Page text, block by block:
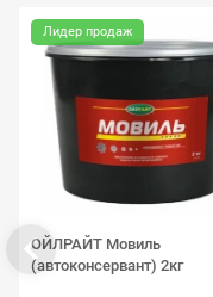
Лидер продаж
ОЙЛРАЙТ Мовиль
(автоконсервант) 2кг